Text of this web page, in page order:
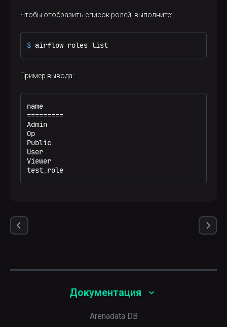
Чтобы отобразить список ролей, выполните:
$ airflow roles list
Пример вывода:
name
=========
Admin
Op
Public
User
Viewer
test_role
Документация
Arenadata DB